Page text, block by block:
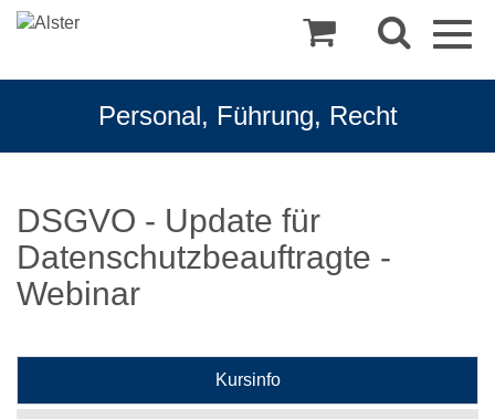
Personal, Führung, Recht
DSGVO - Update für
Datenschutzbeauftragte -
Webinar
Kursinfo